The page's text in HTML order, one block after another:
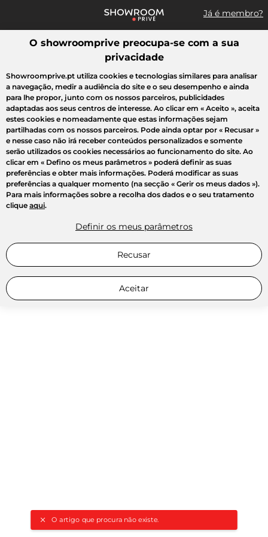
Já é membro?
Pesquisar uma marca, um artigo, uma venda...
O artigo que procura não existe.
Todas as vendas Moda Desporto Casa Criança Beleza
O showroomprive preocupa-se com a sua
privacidade
Showroomprive.pt utiliza cookies e tecnologias similares para analisar
a navegação, medir a audiência do site e o seu desempenho e ainda
para lhe propor, junto com os nossos parceiros, publicidades
adaptadas aos seus centros de interesse. Ao clicar em « Aceito », aceita
estes cookies e nomeadamente que estas informações sejam
partilhadas com os nossos parceiros. Pode ainda optar por « Recusar »
e nesse caso não irá receber conteúdos personalizados e somente
serão utilizados os cookies necessários ao funcionamento do site. Ao
clicar em « Defino os meus parâmetros » poderá definir as suas
preferências e obter mais informações. Poderá modificar as suas
preferências a qualquer momento (na secção « Gerir os meus dados »).
Para mais informações sobre a recolha dos dados e o seu tratamento
clique aqui.
Definir os meus parâmetros
Recusar
Aceitar